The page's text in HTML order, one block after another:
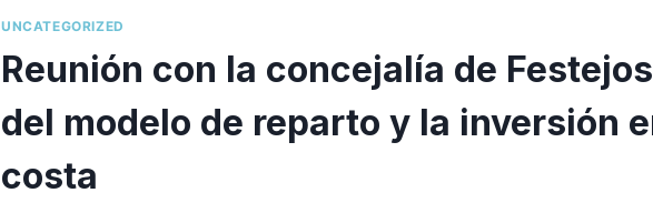
UNCATEGORIZED
Reunión con la concejalía de
del modelo de reparto y la inversión
costa